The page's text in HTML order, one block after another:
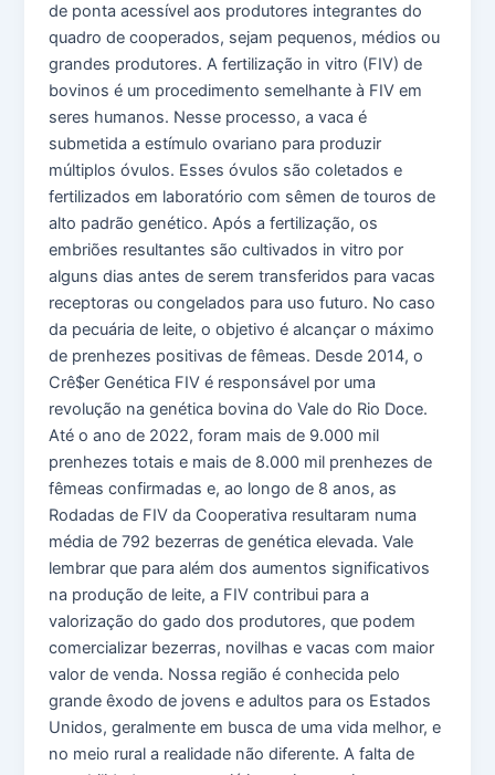
de ponta acessível aos produtores integrantes do
quadro de cooperados, sejam pequenos, médios ou
grandes produtores. A fertilização in vitro (FIV) de
bovinos é um procedimento semelhante à FIV em
seres humanos. Nesse processo, a vaca é
submetida a estímulo ovariano para produzir
múltiplos óvulos. Esses óvulos são coletados e
fertilizados em laboratório com sêmen de touros de
alto padrão genético. Após a fertilização, os
embriões resultantes são cultivados in vitro por
alguns dias antes de serem transferidos para vacas
receptoras ou congelados para uso futuro. No caso
da pecuária de leite, o objetivo é alcançar o máximo
de prenhezes positivas de fêmeas. Desde 2014, o
Crê$er Genética FIV é responsável por uma
revolução na genética bovina do Vale do Rio Doce.
Até o ano de 2022, foram mais de 9.000 mil
prenhezes totais e mais de 8.000 mil prenhezes de
fêmeas confirmadas e, ao longo de 8 anos, as
Rodadas de FIV da Cooperativa resultaram numa
média de 792 bezerras de genética elevada. Vale
lembrar que para além dos aumentos significativos
na produção de leite, a FIV contribui para a
valorização do gado dos produtores, que podem
comercializar bezerras, novilhas e vacas com maior
valor de venda. Nossa região é conhecida pelo
grande êxodo de jovens e adultos para os Estados
Unidos, geralmente em busca de uma vida melhor, e
no meio rural a realidade não diferente. A falta de